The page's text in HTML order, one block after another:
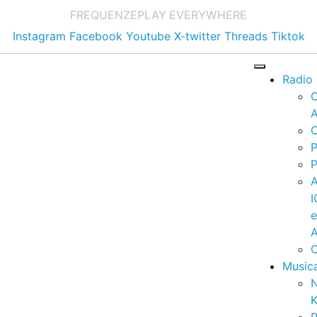
FREQUENZEPLAY EVERYWHERE
Instagram Facebook Youtube X-twitter Threads Tiktok
Radio
e